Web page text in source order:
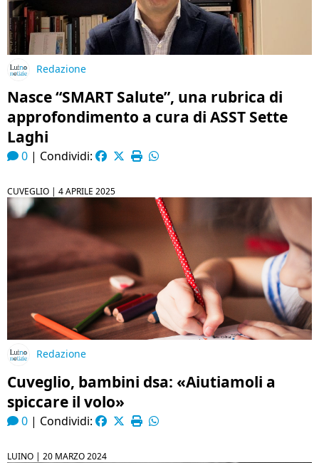
Redazione
Nasce “SMART Salute”, una rubrica di
approfondimento a cura di ASST Sette
Laghi
0 | Condividi:
CUVEGLIO | 4 APRILE 2025
Redazione
Cuveglio, bambini dsa: «Aiutiamoli a
spiccare il volo»
0 | Condividi:
LUINO | 20 MARZO 2024